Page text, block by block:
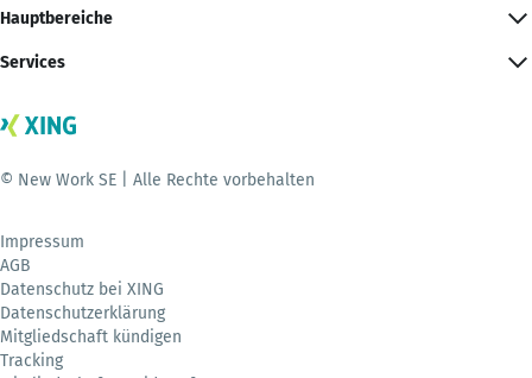
Hauptbereiche
Services
© New Work SE | Alle Rechte vorbehalten
Impressum
AGB
Datenschutz bei XING
Datenschutzerklärung
Mitgliedschaft kündigen
Tracking